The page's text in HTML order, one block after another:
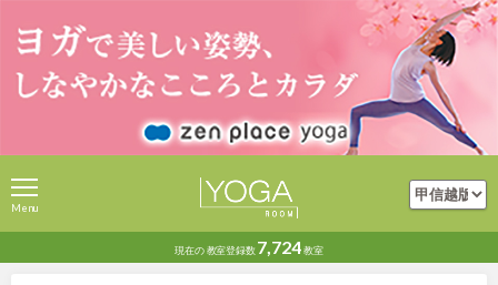
現在の教室登録数 7,724教室
Menu